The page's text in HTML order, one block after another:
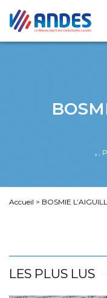
, ,
Accueil > BOSMIE
LES PLUS LUS